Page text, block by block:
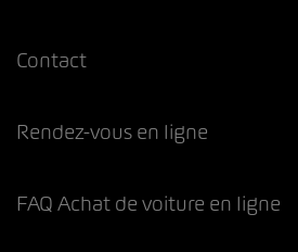
Contact
Rendez-vous en ligne
FAQ Achat de voiture en ligne